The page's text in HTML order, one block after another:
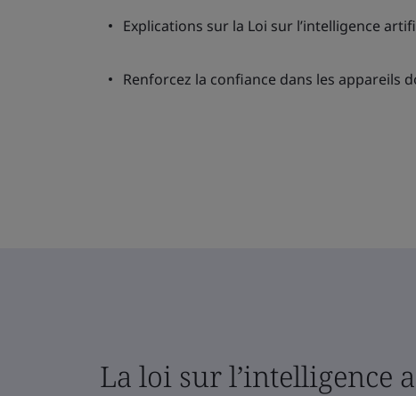
Explications sur la Loi sur l’intelligence
Renforcez la confiance dans les appareils
La loi sur l’intelligence